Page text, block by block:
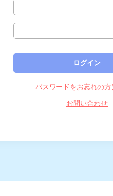
パスワードをお忘れの方
お問い合わせ